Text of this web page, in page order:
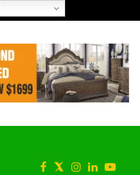
ਮੇਟਾ ਨੂੰ ਅਮਰੀਕੀ ਅਦਾਲਤ ਨੇ 567